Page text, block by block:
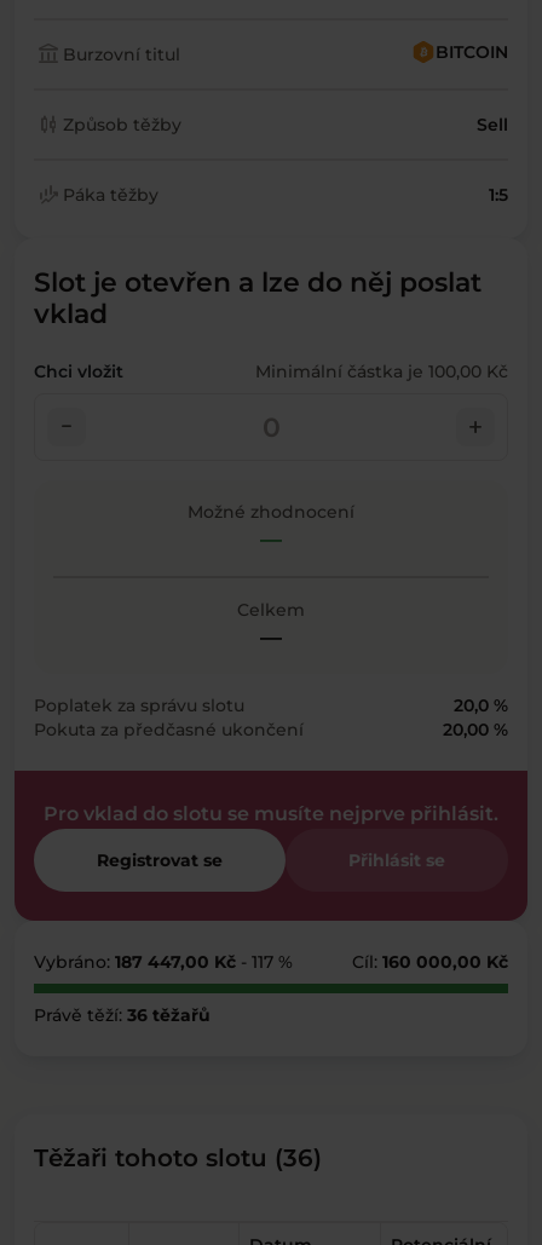
account_balance Burzovní titul BITCOIN
candlestick_chart Způsob těžby Sell
finance_mode Páka těžby 1:5
Slot je otevřen a lze do něj poslat
vklad
Chci vložit Minimální částka je 100,00 Kč
check_indeterminate_small add
Možné zhodnocení
—
Celkem
—
Poplatek za správu slotu
20,0 %
Pokuta za předčasné ukončení
20,00 %
Pro vklad do slotu se musíte nejprve přihlásit.
Registrovat se Přihlásit se
Vybráno: 187 447,00 Kč - 117 % Cíl: 160 000,00 Kč
Právě těží: 36 těžařů
Těžaři tohoto slotu (36)